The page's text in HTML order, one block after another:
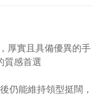
厚實且具備優異的手
質感首選
仍能維持領型挺闊，